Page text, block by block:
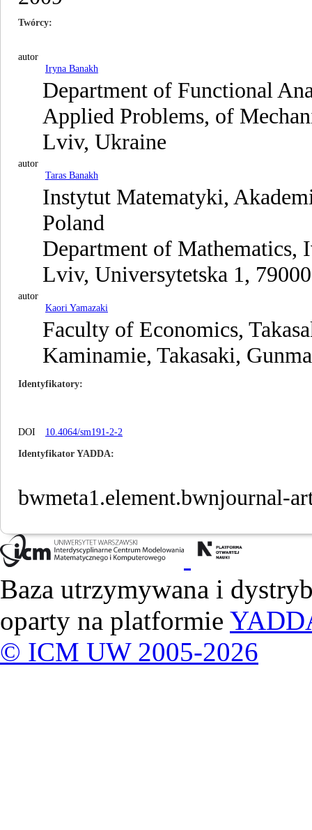
Twórcy
autor
Iryna Banakh
Department of Functional
Applied Problems, of
Lviv, Ukraine
autor
Taras Banakh
Instytut Matematyki,
Poland
Department of
Lviv, Universytetska 1,
autor
Kaori Yamazaki
Faculty of Economics,
Kaminamie, Takasaki,
Identyfikatory
DOI 10.4064/sm191-2-2
Identyfikator YADDA
bwmeta1.element.bwnjournal-
Baza utrzymywana i
oparty na platformie
© ICM UW 2005-2026